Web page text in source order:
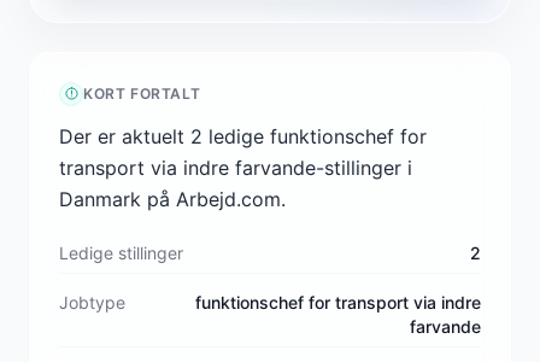
KORT FORTALT
Der er aktuelt 2 ledige funktionschef for
transport via indre farvande-stillinger i
Danmark på Arbejd.com.
Ledige stillinger 2
Jobtype
funktionschef for transport via indre
farvande